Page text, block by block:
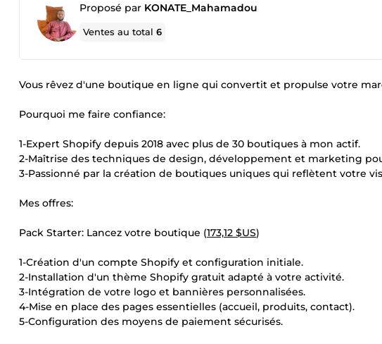
Proposé par KONATE_Mahamadou
Ventes au total6
Vous rêvez d'une boutique en ligne qui convertit et propulse votre
Pourquoi me faire confiance:
1-Expert Shopify depuis 2018 avec plus de 30 boutiques à mon actif.
2-Maîtrise des techniques de design, développement et marketing
3-Passionné par la création de boutiques uniques qui reflètent votre
Mes offres:
Pack Starter: Lancez votre boutique (173,12 $US)
1-Création d'un compte Shopify et configuration initiale.
2-Installation d'un thème Shopify gratuit adapté à votre activité.
3-Intégration de votre logo et bannières personnalisées.
4-Mise en place des pages essentielles (accueil, produits, contact).
5-Configuration des moyens de paiement sécurisés.